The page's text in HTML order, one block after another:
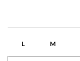
L M